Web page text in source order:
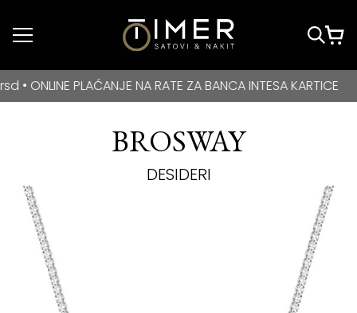
Idi do glavnog
BESPLATNA DOSTAVA za kupovine veće od 3000 rsd •
PLAĆANJE NA RATE ZA BANCA INTESA KARTICE
BROSWAY
DESIDERI